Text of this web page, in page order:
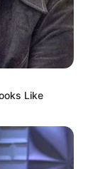
Like